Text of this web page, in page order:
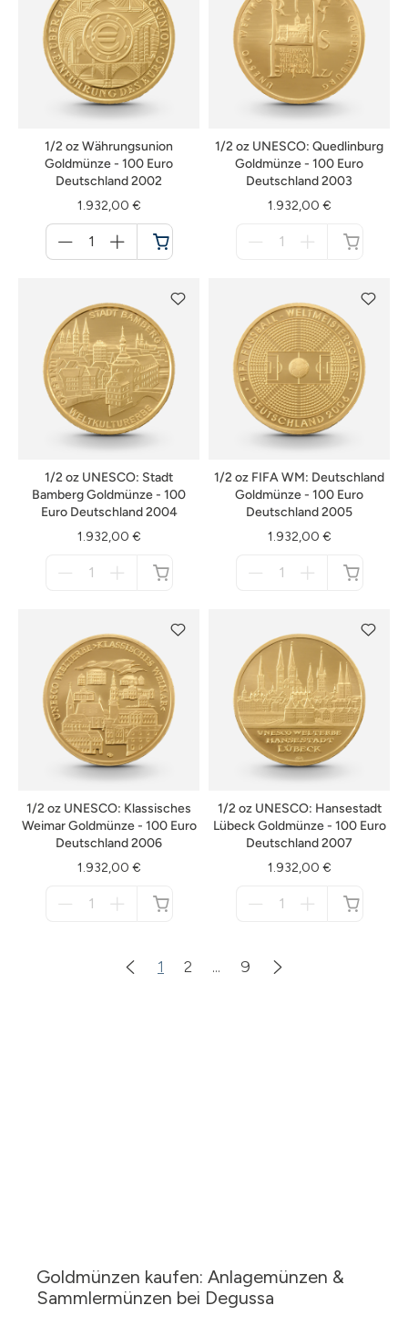
1/2 oz Währungsunion
Goldmünze - 100 Euro
Deutschland 2002
1.932,00 €
für
Warenkorb
1/2 oz UNESCO: Quedlinburg
Goldmünze - 100 Euro
Deutschland 2003
1.932,00 €
1/2 oz UNESCO: Stadt
Bamberg Goldmünze - 100
Euro Deutschland 2004
1.932,00 €
1/2 oz FIFA WM: Deutschland
Goldmünze - 100 Euro
Deutschland 2005
1.932,00 €
1/2 oz UNESCO: Klassisches
Weimar Goldmünze - 100 Euro
Deutschland 2006
1.932,00 €
1/2 oz UNESCO: Hansestadt
Lübeck Goldmünze - 100 Euro
Deutschland 2007
1.932,00 €
1 2 ... 9
Goldmünzen kaufen: Anlagemünzen &
Sammlermünzen bei Degussa